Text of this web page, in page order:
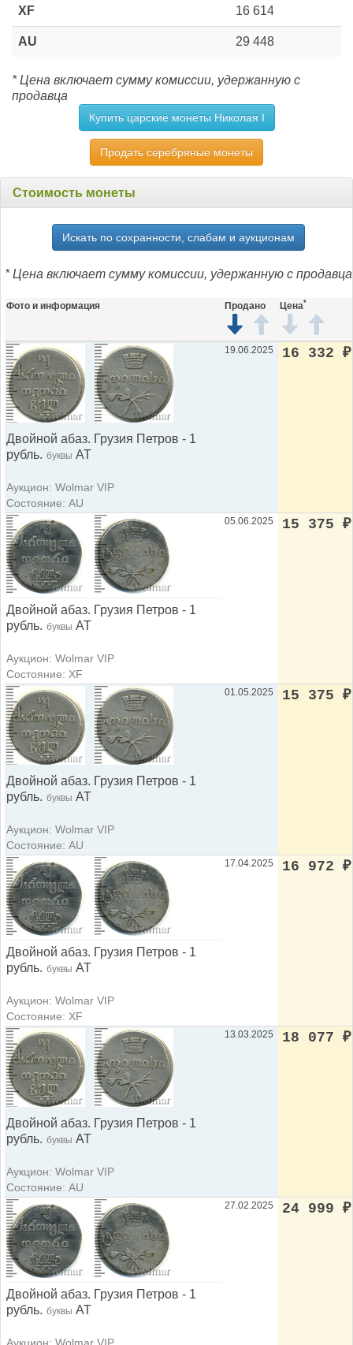
XF 16 614
AU 29 448
* Цена включает сумму комиссии, удержанную с
продавца
Купить царские монеты Николая I
Продать серебряные монеты
Стоимость монеты
Искать по сохранности, слабам и аукционам
* Цена включает сумму комиссии, удержанную с продавца
Фото и информация Продано Цена*
Двойной абаз. Грузия Петров - 1
рубль. буквы АТ
Аукцион: Wolmar VIP
Состояние: AU
19.06.2025 16 332 ₽
Двойной абаз. Грузия Петров - 1
рубль. буквы АТ
Аукцион: Wolmar VIP
Состояние: XF
05.06.2025 15 375 ₽
Двойной абаз. Грузия Петров - 1
рубль. буквы АТ
Аукцион: Wolmar VIP
Состояние: AU
01.05.2025 15 375 ₽
Двойной абаз. Грузия Петров - 1
рубль. буквы АТ
Аукцион: Wolmar VIP
Состояние: XF
17.04.2025 16 972 ₽
Двойной абаз. Грузия Петров - 1
рубль. буквы АТ
Аукцион: Wolmar VIP
Состояние: AU
13.03.2025 18 077 ₽
Двойной абаз. Грузия Петров - 1
рубль. буквы АТ
Аукцион: Wolmar VIP
27.02.2025 24 999 ₽